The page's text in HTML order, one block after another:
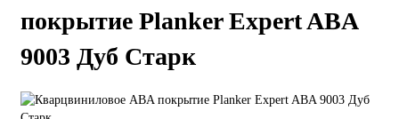
покрытие Planker Expert ABA
9003 Дуб Старк